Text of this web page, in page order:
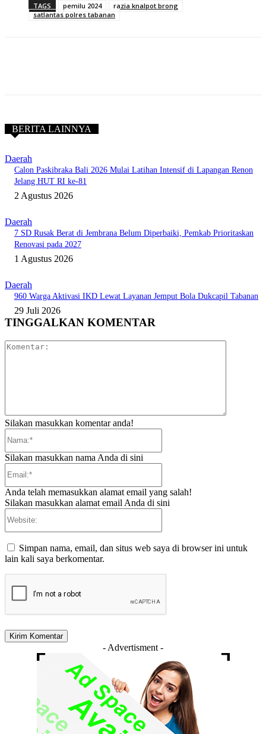
TAGS pemilu 2024
razia knalpot brong
satlantas polres tabanan
BERITA LAINNYA
Daerah
Calon Paskibraka Bali 2026 Mulai Latihan Intensif di Lapangan Renon
Jelang HUT RI ke-81
2 Agustus 2026
Daerah
7 SD Rusak Berat di Jembrana Belum Diperbaiki, Pemkab Prioritaskan
Renovasi pada 2027
1 Agustus 2026
Daerah
960 Warga Aktivasi IKD Lewat Layanan Jemput Bola Dukcapil Tabanan
29 Juli 2026
TINGGALKAN KOMENTAR
Silakan masukkan komentar anda!
Silakan masukkan nama Anda di sini
Anda telah memasukkan alamat email yang salah!
Silakan masukkan alamat email Anda di sini
Simpan nama, email, dan situs web saya di browser ini untuk
lain kali saya berkomentar.
- Advertisment -